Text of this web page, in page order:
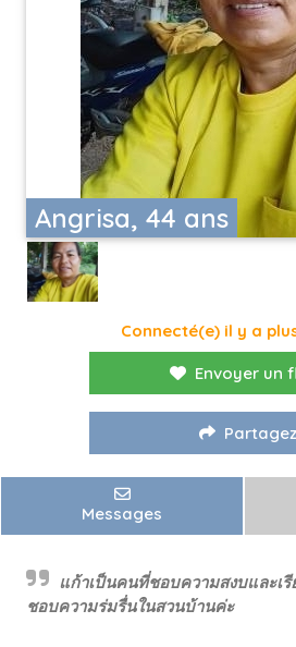
Angrisa, 44 ans
Connecté(e) il y a
Envoyer un
Partagez
Messages
แก้าเป็นคนที่ชอบความสงบและเ
ชอบความร่มรื่นในสวนบ้านค่ะ